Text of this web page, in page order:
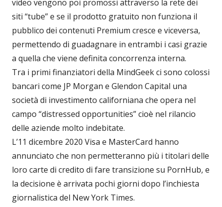
video vengono poi promossi attraverso la rete dei
siti “tube” e se il prodotto gratuito non funziona il
pubblico dei contenuti Premium cresce e viceversa,
permettendo di guadagnare in entrambi i casi grazie
a quella che viene definita concorrenza interna.
Tra i primi finanziatori della MindGeek ci sono colossi
bancari come JP Morgan e Glendon Capital una
società di investimento californiana che opera nel
campo “distressed opportunities” cioè nel rilancio
delle aziende molto indebitate.
L’11 dicembre 2020 Visa e MasterCard hanno
annunciato che non permetteranno più i titolari delle
loro carte di credito di fare transizione su PornHub, e
la decisione è arrivata pochi giorni dopo l’inchiesta
giornalistica del New York Times.